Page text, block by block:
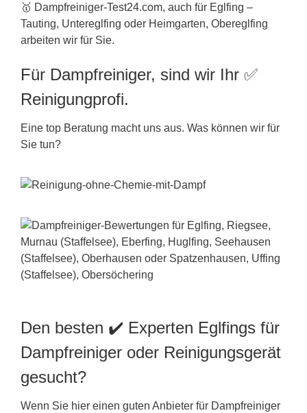
🥇 Dampfreiniger-Test24.com, auch für Eglfing –
Tauting, Untereglfing oder Heimgarten, Obereglfing
arbeiten wir für Sie.
Für Dampfreiniger, sind wir Ihr ✅
Reinigungprofi.
Eine top Beratung macht uns aus. Was können wir für
Sie tun?
Den besten ✔️ Experten Eglfings für
Dampfreiniger oder Reinigungsgerät
gesucht?
Wenn Sie hier einen guten Anbieter für Dampfreiniger